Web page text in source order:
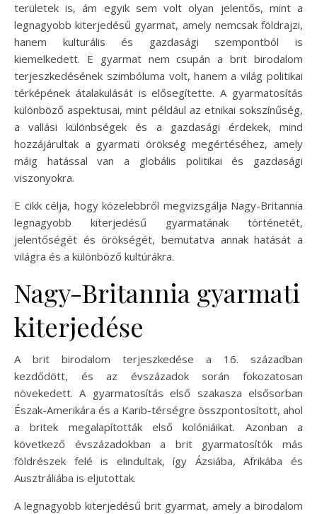
területek is, ám egyik sem volt olyan jelentős, mint a
legnagyobb kiterjedésű gyarmat, amely nemcsak földrajzi,
hanem kulturális és gazdasági szempontból is
kiemelkedett. E gyarmat nem csupán a brit birodalom
terjeszkedésének szimbóluma volt, hanem a világ politikai
térképének átalakulását is elősegítette. A gyarmatosítás
különböző aspektusai, mint például az etnikai sokszínűség,
a vallási különbségek és a gazdasági érdekek, mind
hozzájárultak a gyarmati örökség megértéséhez, amely
máig hatással van a globális politikai és gazdasági
viszonyokra.
E cikk célja, hogy közelebbről megvizsgálja Nagy-Britannia
legnagyobb kiterjedésű gyarmatának történetét,
jelentőségét és örökségét, bemutatva annak hatását a
világra és a különböző kultúrákra.
Nagy-Britannia gyarmati
kiterjedése
A brit birodalom terjeszkedése a 16. században
kezdődött, és az évszázadok során fokozatosan
növekedett. A gyarmatosítás első szakasza elsősorban
Észak-Amerikára és a Karib-térségre összpontosított, ahol
a britek megalapították első kolóniáikat. Azonban a
következő évszázadokban a brit gyarmatosítók más
földrészek felé is elindultak, így Ázsiába, Afrikába és
Ausztráliába is eljutottak.
A legnagyobb kiterjedésű brit gyarmat, amely a birodalom